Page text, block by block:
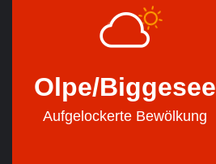
Olpe/Biggesee
Aufgelockerte Bewölkung